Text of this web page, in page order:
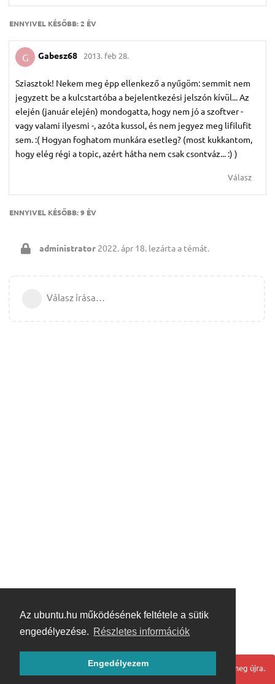
Az ubuntu.hu működésének feltétele a sütik
engedélyezése. Részletes információk
Engedélyezem
ENNYIVEL KÉSŐBB:2 ÉV
G Gabesz68 2013. feb 28.
Sziasztok! Nekem meg épp ellenkező a nyűgöm: semmit nem
jegyzett be a kulcstartóba a bejelentkezési jelszón kívül... Az
elején (január elején) mondogatta, hogy nem jó a szoftver -
vagy valami ilyesmi -, azóta kussol, és nem jegyez meg lifilufit
sem. :( Hogyan foghatom munkára esetleg? (most kukkantom,
hogy elég régi a topic, azért hátha nem csak csontváz... :) )
Válasz
ENNYIVEL KÉSŐBB:9 ÉV
administrator 2022. ápr 18. lezárta a témát.
Válasz írása…
Hoppá! Valami hiba történt. Frissítse az oldalt és próbálja meg újra.